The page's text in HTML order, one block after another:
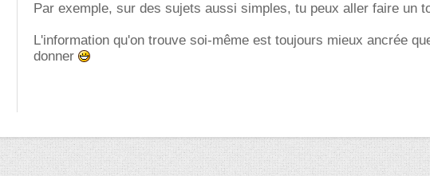
Par exemple, sur des sujets aussi simples, tu peux aller faire un
L'information qu'on trouve soi-même est toujours mieux ancrée
donner